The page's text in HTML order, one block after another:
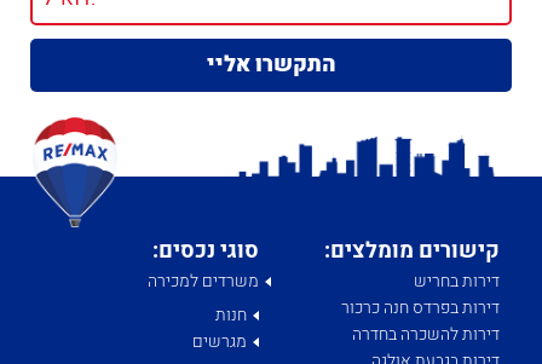
קישורים מומלצים:
דירות בחריש
דירות בפרדס חנה כרכור
דירות להשכרה בחדרה
סוגי נכסים:
משרדים למכירה
חנות
מגרשים